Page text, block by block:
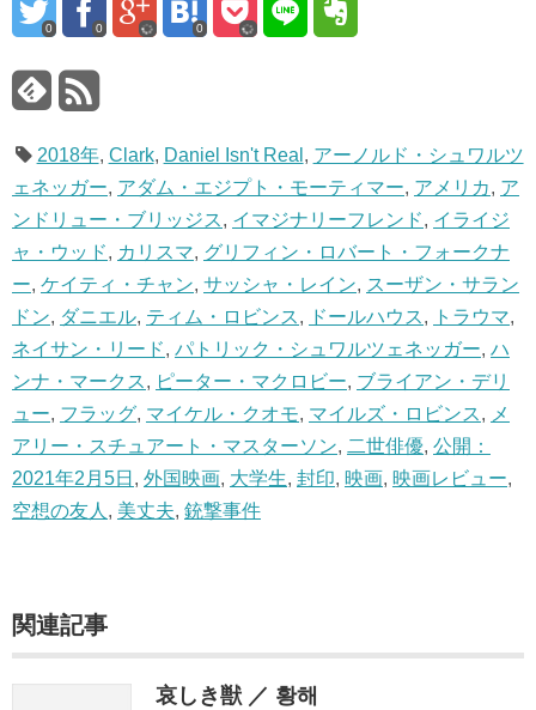
0 0 0
2018年, Clark, Daniel Isn't Real , アーノルド・シュワルツ
ェネッガー, アダム・エジプト・モーティマー, アメリカ, ア
ンドリュー・ブリッジス, イマジナリーフレンド, イライジ
ャ・ウッド, カリスマ, グリフィン・ロバート・フォークナ
ー, ケイティ・チャン, サッシャ・レイン, スーザン・サラン
ドン, ダニエル, ティム・ロビンス, ドールハウス, トラウマ,
ネイサン・リード, パトリック・シュワルツェネッガー, ハ
ンナ・マークス, ピーター・マクロビー, ブライアン・デリ
ュー, フラッグ, マイケル・クオモ, マイルズ・ロビンス, メ
アリー・スチュアート・マスターソン, 二世俳優, 公開：
2021年2月5日 , 外国映画, 大学生, 封印, 映画, 映画レビュー,
空想の友人 , 美丈夫, 銃撃事件
関連記事
哀しき獣 ／ 황해